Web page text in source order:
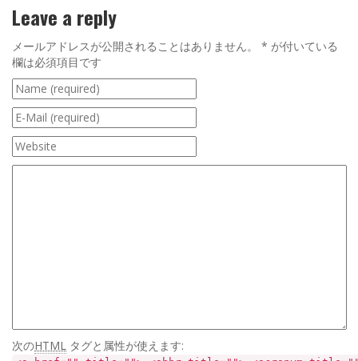
Leave a reply
メールアドレスが公開されることはありません。 * が付いている
欄は必須項目です
次のHTML タグと属性が使えます: